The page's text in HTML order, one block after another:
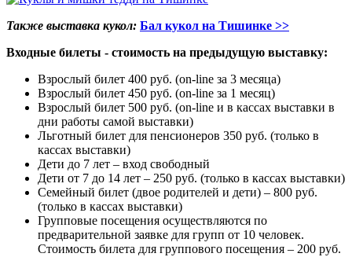
Также выставка кукол: Бал кукол на Тишинке >>
Входные билеты - стоимость на предыдущую выставку:
Взрослый билет 400 руб. (on-line за 3 месяца)
Взрослый билет 450 руб. (on-line за 1 месяц)
Взрослый билет 500 руб. (on-line и в кассах выставки в
дни работы самой выставки)
Льготный билет для пенсионеров 350 руб. (только в
кассах выставки)
Дети до 7 лет – вход свободный
Дети от 7 до 14 лет – 250 руб. (только в кассах выставки)
Семейный билет (двое родителей и дети) – 800 руб.
(только в кассах выставки)
Групповые посещения осуществляются по
предварительной заявке для групп от 10 человек.
Стоимость билета для группового посещения – 200 руб.